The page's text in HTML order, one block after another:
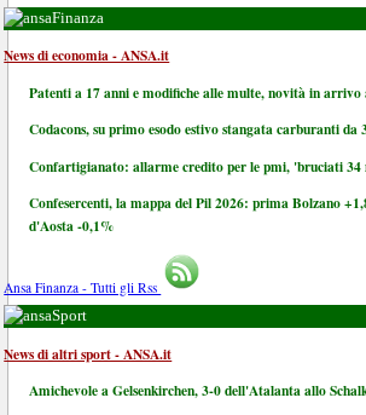
Finanza
News di economia - ANSA.it
Patenti a 17 anni e modifiche alle multe, novità in arrivo
Codacons, su primo esodo estivo stangata carburanti da
Confartigianato: allarme credito per le pmi, 'bruciati
Confesercenti, la mappa del Pil 2026: prima Bolzano
d'Aosta -0,1%
Ansa Finanza - Tutti gli Rss
Sport
News di altri sport - ANSA.it
Amichevole a Gelsenkirchen, 3-0 dell'Atalanta allo